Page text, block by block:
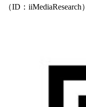
（ID：iiMediaResearch）